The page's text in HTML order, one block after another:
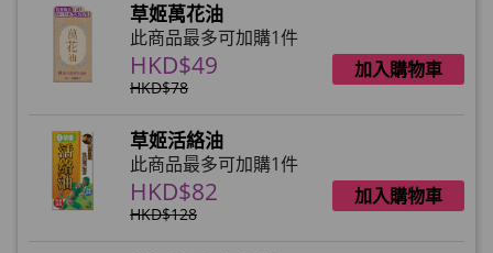
草姬萬花油
此商品最多可加購1件
HKD$49
HKD$78
加入購物車
草姬活絡油
此商品最多可加購1件
HKD$82
HKD$128
加入購物車